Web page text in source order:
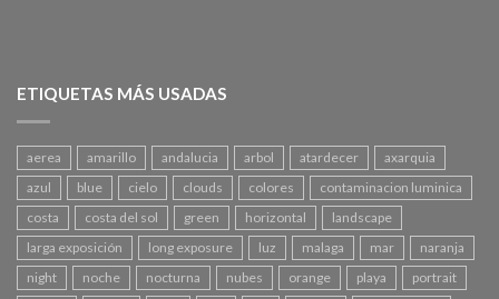
ETIQUETAS MÁS USADAS
aerea amarillo andalucia arbol atardecer
axarquia
azul
blue cielo clouds colores
contaminacion luminica
costa
costa del sol green horizontal
landscape
larga exposición
long exposure luz malaga mar
naranja
night
noche nocturna nubes orange playa
portrait